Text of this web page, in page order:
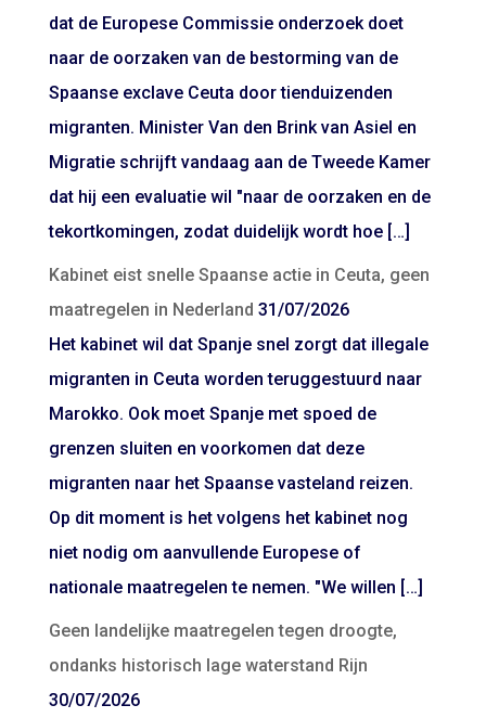
dat de Europese Commissie onderzoek doet
naar de oorzaken van de bestorming van de
Spaanse exclave Ceuta door tienduizenden
migranten. Minister Van den Brink van Asiel en
Migratie schrijft vandaag aan de Tweede Kamer
dat hij een evaluatie wil "naar de oorzaken en de
tekortkomingen, zodat duidelijk wordt hoe […]
Kabinet eist snelle Spaanse actie in Ceuta, geen
maatregelen in Nederland 31/07/2026
Het kabinet wil dat Spanje snel zorgt dat illegale
migranten in Ceuta worden teruggestuurd naar
Marokko. Ook moet Spanje met spoed de
grenzen sluiten en voorkomen dat deze
migranten naar het Spaanse vasteland reizen.
Op dit moment is het volgens het kabinet nog
niet nodig om aanvullende Europese of
nationale maatregelen te nemen. "We willen […]
Geen landelijke maatregelen tegen droogte,
ondanks historisch lage waterstand Rijn
30/07/2026